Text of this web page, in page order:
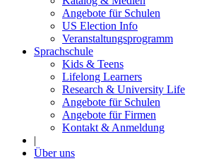
Angebote für Schulen
US Election Info
Veranstaltungsprogramm
Sprachschule
Kids & Teens
Lifelong Learners
Research & University Life
Angebote für Schulen
Angebote für Firmen
Kontakt & Anmeldung
|
Über uns